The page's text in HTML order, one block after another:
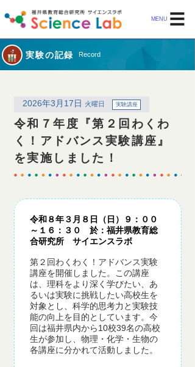
MENU
実験の記録 Record
2026年3月17日 火曜日 実験講座
令和７年度『第２回わくわ
く！アドバンス実験講座』
を実施しました！
令和８年３月８日（日）９：００
～１６：３０ 於：福井県教育総
合研究所 サイエンスラボ
第２回わくわく！アドバンス実験
講座を開催しました。この講座
は、理科をより深く学びたい、あ
るいは実験に挑戦したい高校生を
対象とし、科学的思考力と実験技
能の向上を目的としています。今
回は福井県内から10校39名の高校
生が参加し、物理・化学・生物の
各講座に分かれて活動しました。